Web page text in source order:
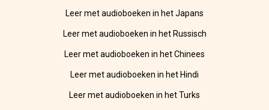
Leer met audioboeken in het Japans
Leer met audioboeken in het Russisch
Leer met audioboeken in het Chinees
Leer met audioboeken in het Hindi
Leer met audioboeken in het Turks